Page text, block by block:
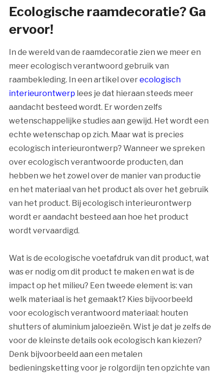
Ecologische raamdecoratie? Ga
ervoor!
In de wereld van de raamdecoratie zien we meer en
meer ecologisch verantwoord gebruik van
raambekleding. In een artikel overecologisch
interieurontwerp lees je dat hieraan steeds meer
aandacht besteed wordt. Er worden zelfs
wetenschappelijke studies aan gewijd. Het wordt een
echte wetenschap op zich. Maar wat is precies
ecologisch interieurontwerp? Wanneer we spreken
over ecologisch verantwoorde producten, dan
hebben we het zowel over de manier van productie
en het materiaal van het product als over het gebruik
van het product. Bij ecologisch interieurontwerp
wordt er aandacht besteed aan hoe het product
wordt vervaardigd.
Wat is de ecologische voetafdruk van dit product, wat
was er nodig om dit product te maken en wat is de
impact op het milieu? Een tweede element is: van
welk materiaal is het gemaakt? Kies bijvoorbeeld
voor ecologisch verantwoord materiaal: houten
shutters of aluminium jaloezieën. Wist je dat je zelfs de
voor de kleinste details ook ecologisch kan kiezen?
Denk bijvoorbeeld aan een metalen
bedieningsketting voor je rolgordijn ten opzichte van